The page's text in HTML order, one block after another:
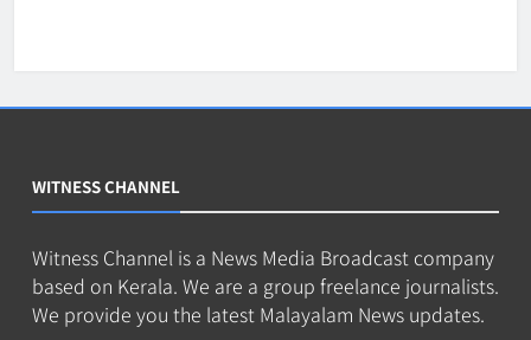
WITNESS CHANNEL
Witness Channel is a News Media Broadcast company
based on Kerala. We are a group freelance journalists.
We provide you the latest Malayalam News updates.